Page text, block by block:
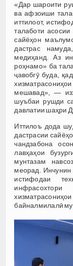
«Дар шароити
ва афзоиши
иттилоот,
талаботи
сайёҳон
дастрас
медиҳанд. Аз
роҳнамо» ба
ҷавобгӯ буда,
мешавад», —
шуъбаи рушди
давлатии шаҳри
Иттилоъ дода
дастрасии
чандзабона
лавҳаҳои
мунтазам
меорад. Инчунин
истифодаи
байналмилалӣ